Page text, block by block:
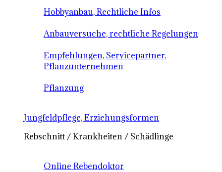
Hobbyanbau, Rechtliche Infos
Anbauversuche, rechtliche Regelungen
Empfehlungen, Servicepartner,
Pflanzunternehmen
Pflanzung
Jungfeldpflege, Erziehungsformen
Rebschnitt / Krankheiten / Schädlinge
Online Rebendoktor